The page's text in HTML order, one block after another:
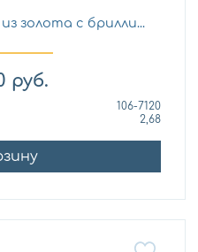
золота с брилли...
руб.
106-7120
2,68